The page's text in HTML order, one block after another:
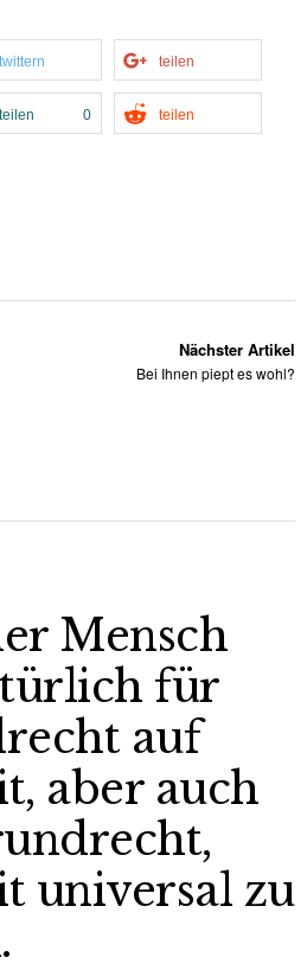
twittern teilen
teilen 0 teilen
Nächster Artikel
Bei Ihnen piept es wohl?
Mensch
für
auf
aber auch
universal zu